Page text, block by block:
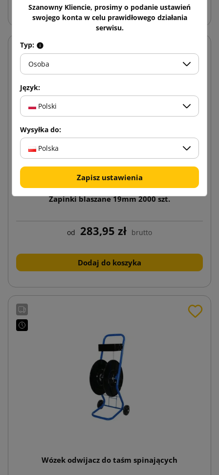
Zapinki blaszane 19mm 2000 szt.
od 283,95 zł brutto
Dodaj do koszyka
Wózek odwijacz do taśm spinających
Szanowny Kliencie, prosimy o podanie ustawień
swojego konta w celu prawidłowego działania
serwisu.
Typ:
Osoba
Język:
Polski
Wysyłka do:
Polska
Zapisz ustawienia